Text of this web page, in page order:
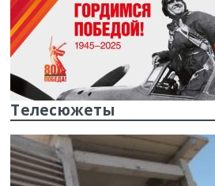
Телесюжеты